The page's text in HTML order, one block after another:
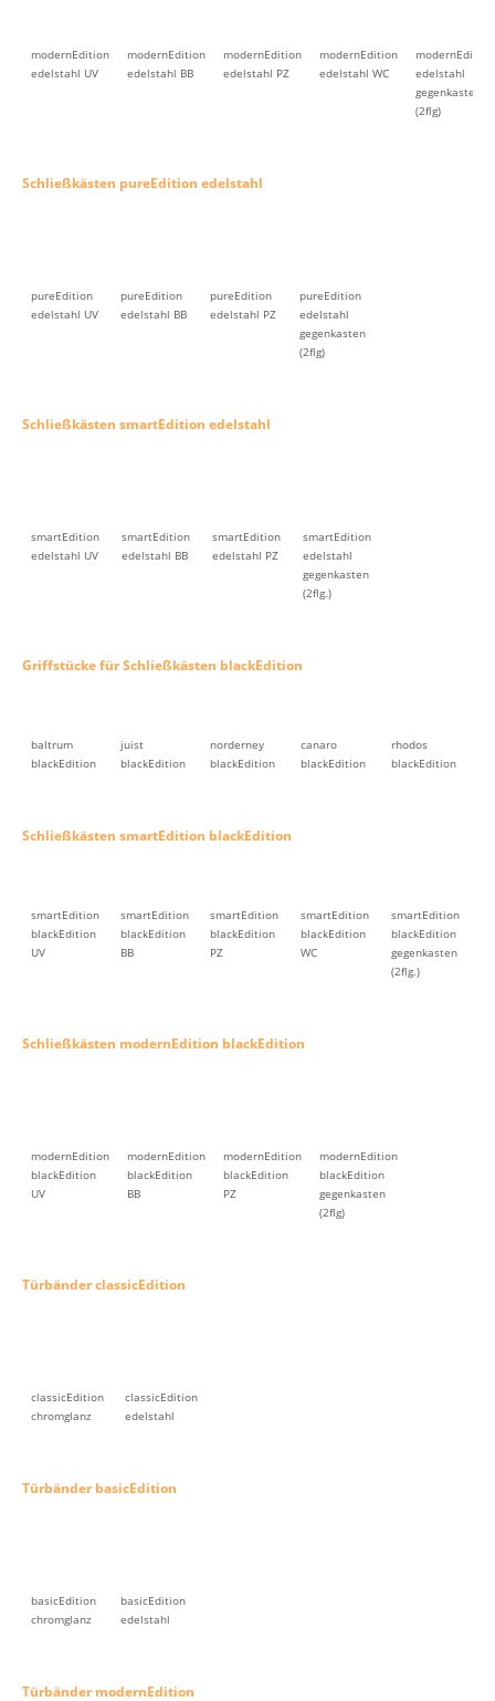
modernEdition
edelstahl UV
modernEdition
edelstahl BB
modernEdition
edelstahl PZ
modernEdition
edelstahl WC
modernEdition
edelstahl
gegenkasten
(2flg)
Schließkästen pureEdition edelstahl
pureEdition
edelstahl UV
pureEdition
edelstahl BB
pureEdition
edelstahl PZ
pureEdition
edelstahl
gegenkasten
(2flg)
Schließkästen smartEdition edelstahl
smartEdition
edelstahl UV
smartEdition
edelstahl BB
smartEdition
edelstahl PZ
smartEdition
edelstahl
gegenkasten
(2flg.)
Griffstücke für Schließkästen blackEdition
baltrum
blackEdition
juist
blackEdition
norderney
blackEdition
canaro
blackEdition
rhodos
blackEdition
Schließkästen smartEdition blackEdition
smartEdition
blackEdition
UV
smartEdition
blackEdition
BB
smartEdition
blackEdition
PZ
smartEdition
blackEdition
WC
smartEdition
blackEdition
gegenkasten
(2flg.)
Schließkästen modernEdition blackEdition
modernEdition
blackEdition
UV
modernEdition
blackEdition
BB
modernEdition
blackEdition
PZ
modernEdition
blackEdition
gegenkasten
(2flg)
Türbänder classicEdition
classicEdition
chromglanz
classicEdition
edelstahl
Türbänder basicEdition
basicEdition
chromglanz
basicEdition
edelstahl
Türbänder modernEdition